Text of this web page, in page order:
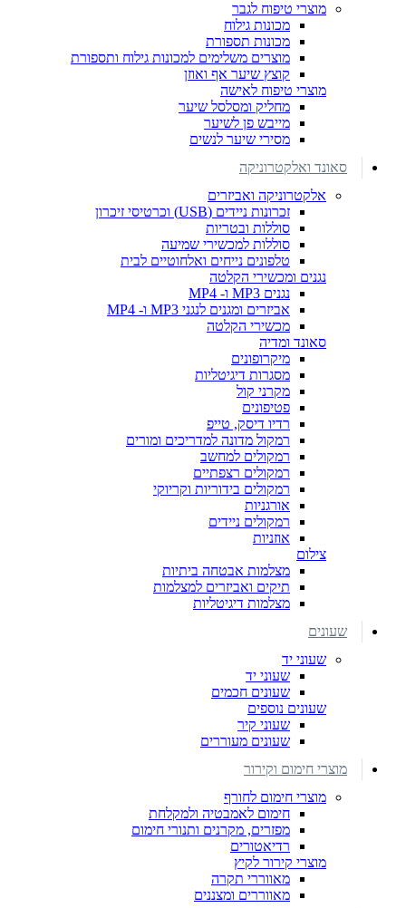
מוצרי טיפוח לגבר
מכונות גילוח
מכונות תספורת
מוצרים משלימים למכונות גילוח ותספורת
קוצץ שיער אף ואוזן
מוצרי טיפוח לאישה
מחליק ומסלסל שיער
מייבש פן לשיער
מסירי שיער לנשים
סאונד ואלקטרוניקה
אלקטרוניקה ואביזרים
זכרונות ניידים (USB) וכרטיסי זיכרון
סוללות ובטריות
סוללות למכשירי שמיעה
טלפונים נייחים ואלחוטיים לבית
נגנים ומכשירי הקלטה
נגנים MP3 ו- MP4
אביזרים ומגנים לנגני MP3 ו- MP4
מכשירי הקלטה
סאונד ומדיה
מיקרופונים
מסגרות דיגיטליות
מקרני קול
פטיפונים
רדיו דיסק, טייפ
רמקול מדונה למדריכים ומורים
רמקולים למחשב
רמקולים רצפתיים
רמקולים בידוריות וקריוקי
אורגניות
רמקולים ניידים
אוזניות
צילום
מצלמות אבטחה ביתיות
תיקים ואביזרים למצלמות
מצלמות דיגיטליות
שעונים
שעוני יד
שעוני יד
שעונים חכמים
שעונים נוספים
שעוני קיר
שעונים מעוררים
מוצרי חימום וקירור
מוצרי חימום לחורף
חימום לאמבטיה ולמקלחת
מפזרים, מקרנים ותנורי חימום
רדיאטורים
מוצרי קירור לקיץ
מאווררי תקרה
מאווררים ומצננים